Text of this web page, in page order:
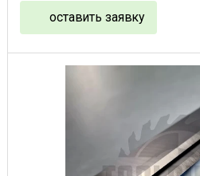
оставить заявку